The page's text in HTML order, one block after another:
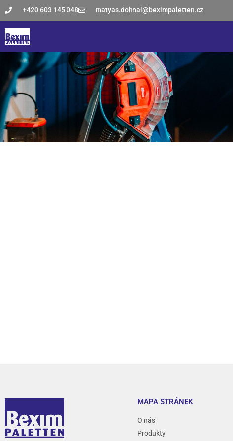
+420 603 145 048 matyas.dohnal@beximpaletten.cz
MAPA STRÁNEK
O nás
Produkty